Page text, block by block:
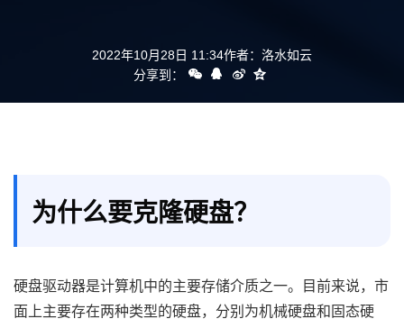
2022年10月28日 11:34作者： 洛水如云
分享到：
为什么要克隆硬盘？
硬盘驱动器是计算机中的主要存储介质之一。目前来说，市
面上主要存在两种类型的硬盘，分别为机械硬盘和固态硬